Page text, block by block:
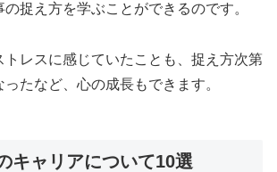
捉え方を学ぶことができるのです。
トレスに感じていたことも、捉え方次第
たなど、心の成長もできます。
キャリアについて10選